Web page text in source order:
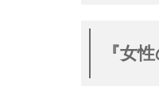
『女